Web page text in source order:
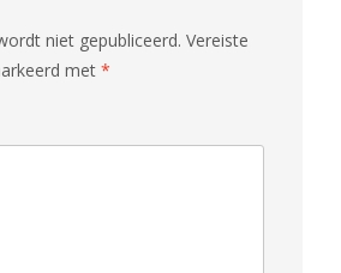
niet gepubliceerd. Vereiste
met *